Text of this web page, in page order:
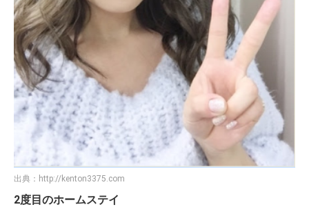
出典： http://kenton3375.com
2度目のホームステイ